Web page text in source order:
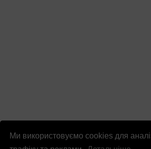
Ми використовуємо cookies для
© Патріоти України 2026 Правова